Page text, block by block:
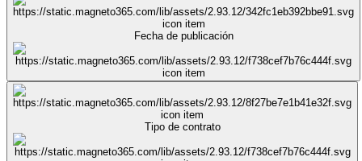
Fecha de publicación
Tipo de contrato